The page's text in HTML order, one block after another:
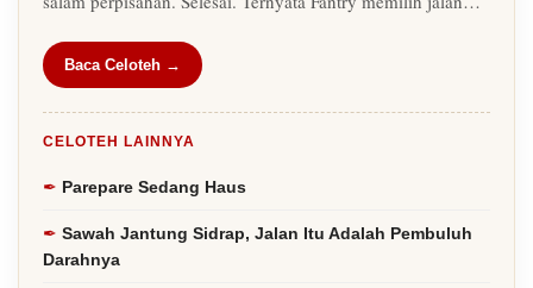
Baca Celoteh →
CELOTEH LAINNYA
Parepare Sedang Haus
Sawah Jantung Sidrap, Jalan Itu Adalah Pembuluh
Darahnya